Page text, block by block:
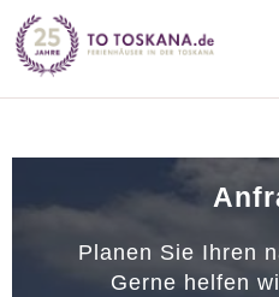
Planen Sie Ihren
Gerne helfen